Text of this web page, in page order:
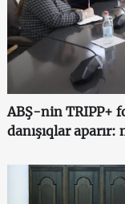
ABŞ-nin TRIPP+
danışıqlar